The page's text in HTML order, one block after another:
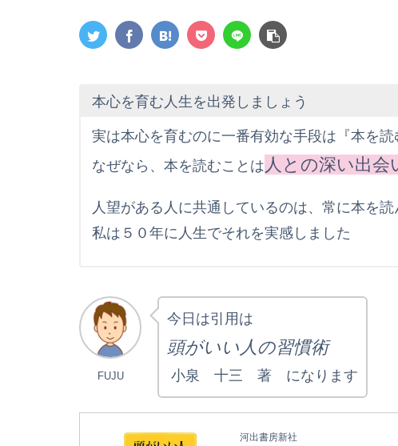
本心を育む人生を出発しましょう
実は本心を育むのに一番有効な手段は『本を読
なぜなら、本を読むことは 人との深い出会
人望がある人に共通しているのは、常に本を
私は５０年に人生でそれを実感しました
FUJU
今日は引用は
頭がいい人の習慣術
小泉 十三 著 になります
河出書房新社